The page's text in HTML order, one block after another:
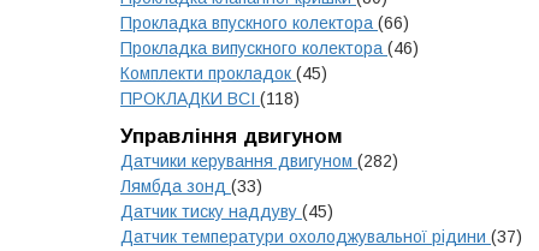
Прокладка впускного колектора (66)
Прокладка випускного колектора (46)
Комплекти прокладок (45)
ПРОКЛАДКИ ВСІ (118)
Управління двигуном
Датчики керування двигуном (282)
Лямбда зонд (33)
Датчик тиску наддуву (45)
Датчик температури охолоджувальної рідини (37)